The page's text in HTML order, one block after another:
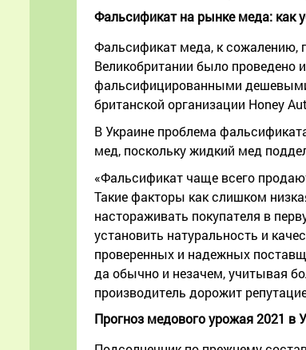
Фальсификат на рынке меда: как
Фальсификат меда, к сожалению,
Великобритании было проведено
фальсифицированными дешевыми
британской организации Honey
В Украине проблема
мед, поскольку жидкий мед
«Фальсификат чаще всего
Такие факторы как слишком
настораживать покупателя в
установить натуральность и
проверенных и надежных
да обычно и незачем, учитывая
производитель дорожит
Прогноз медового урожая 2021 в